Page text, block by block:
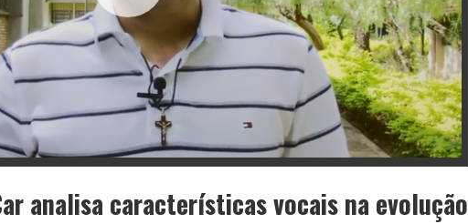
analisa características vocais na evolução